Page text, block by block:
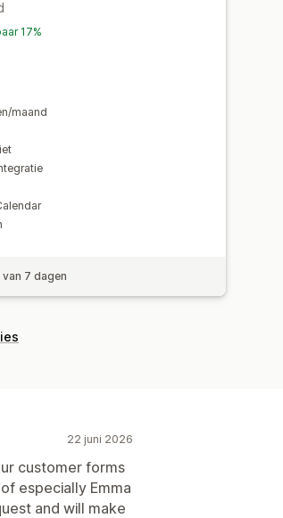
CAPTCHA
17%
maand
7 dagen
22 juni 2026
customer forms
especially Emma
and will make